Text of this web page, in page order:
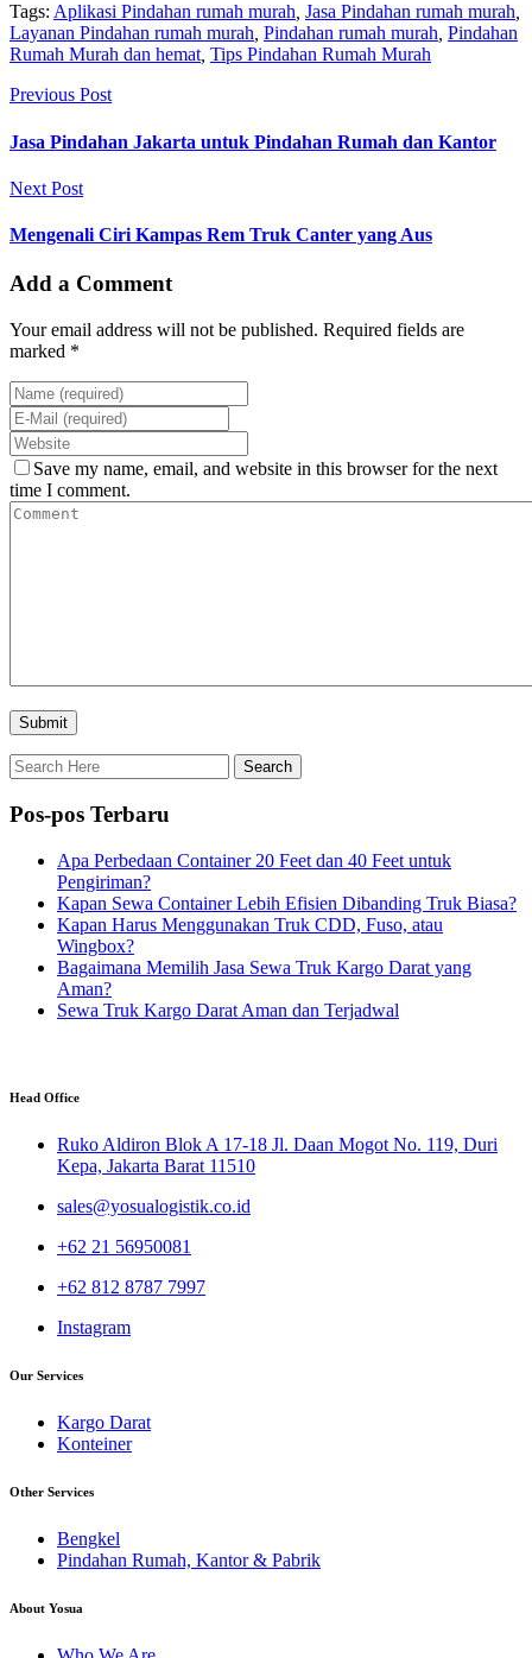
Tags: Aplikasi Pindahan rumah murah Jasa Pindahan rumah murah
Layanan Pindahan rumah murah Pindahan rumah murah Pindahan
Rumah Murah dan hemat Tips Pindahan Rumah Murah
Previous Post
Jasa Pindahan Jakarta untuk Pindahan Rumah dan Kantor
Next Post
Mengenali Ciri Kampas Rem Truk Canter yang Aus
Add a Comment
Your email address will not be published. Required fields are
marked *
Save my name, email, and website in this browser for the next
time I comment.
Pos-pos Terbaru
Apa Perbedaan Container 20 Feet dan 40 Feet untuk
Pengiriman?
Kapan Sewa Container Lebih Efisien Dibanding Truk Biasa?
Kapan Harus Menggunakan Truk CDD, Fuso, atau
Wingbox?
Bagaimana Memilih Jasa Sewa Truk Kargo Darat yang
Aman?
Sewa Truk Kargo Darat Aman dan Terjadwal
Head Office
Ruko Aldiron Blok A 17-18 Jl. Daan Mogot No. 119, Duri
Kepa, Jakarta Barat 11510
sales@yosualogistik.co.id
+62 21 56950081
+62 812 8787 7997
Instagram
Our Services
Kargo Darat
Konteiner
Other Services
Bengkel
Pindahan Rumah, Kantor & Pabrik
About Yosua